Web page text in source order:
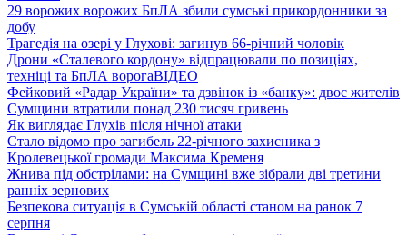
29 ворожих ворожих БпЛА збили сумські прикордонники за
добу
Трагедія на озері у Глухові: загинув 66-річний чоловік
Дрони «Сталевого кордону» відпрацювали по позиціях,
техніці та БпЛА ворогаВІДЕО
Фейковий «Радар України» та дзвінок із «банку»: двоє жителів
Сумщини втратили понад 230 тисяч гривень
Як виглядає Глухів після нічної атаки
Стало відомо про загибель 22-річного захисника з
Кролевецької громади Максима Кременя
Жнива під обстрілами: на Сумщині вже зібрали дві третини
ранніх зернових
Безпекова ситуація в Сумській області станом на ранок 7
серпня